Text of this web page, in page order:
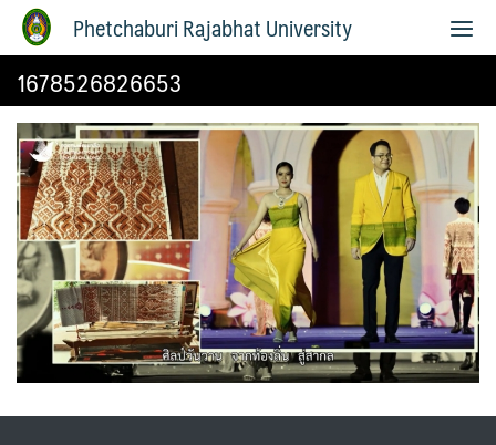
Phetchaburi Rajabhat University
1678526826653